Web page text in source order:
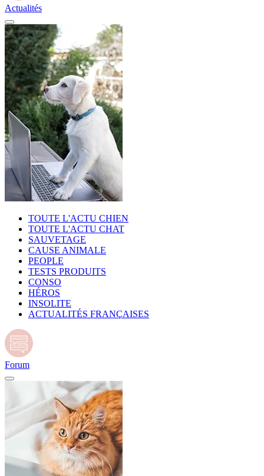
Actualités
TOUTE L'ACTU CHIEN
TOUTE L'ACTU CHAT
SAUVETAGE
CAUSE ANIMALE
PEOPLE
TESTS PRODUITS
CONSO
HÉROS
INSOLITE
ACTUALITÉS FRANÇAISES
Forum